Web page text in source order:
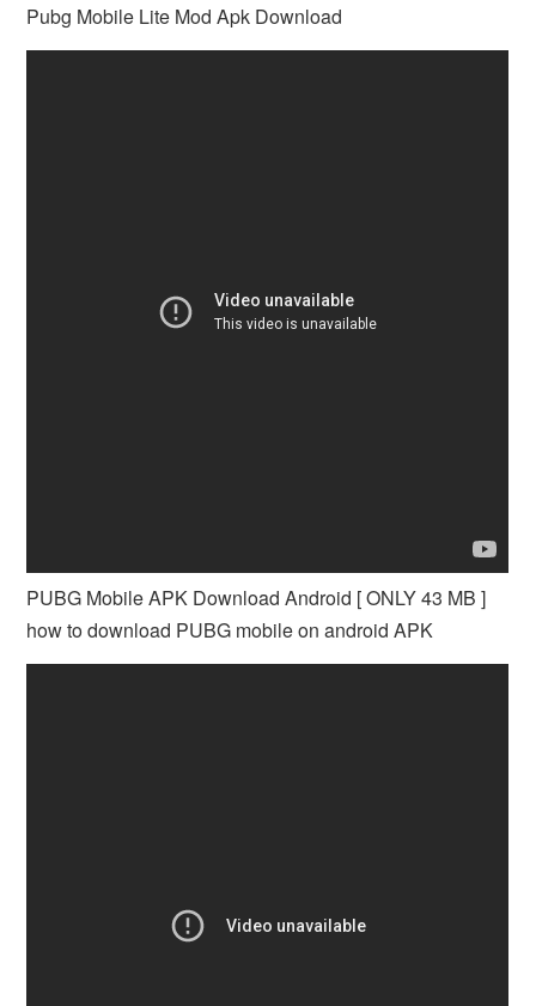
Pubg Mobile Lite Mod Apk Download
PUBG Mobile APK Download Android [ ONLY 43 MB ]
how to download PUBG mobile on android APK